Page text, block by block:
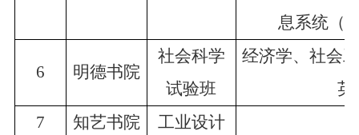
息系统（
6 明德书院
社会科学
试验班
经济学、社会
英
7
知艺书院 工业设计